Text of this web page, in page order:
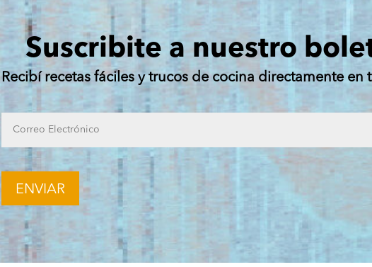
Suscribite a nuestro
Recibí recetas fáciles y trucos de cocina directamente en